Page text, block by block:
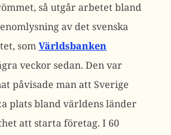
så utgår arbetet bland
av det svenska
somVärldsbanken
veckor sedan. Den var
påvisade man att Sverige
plats bland världens länder
att starta företag. I 60